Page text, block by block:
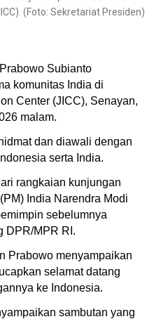
(Foto: Sekretariat Presiden)
Subianto
komunitas India di
Center (JICC), Senayan,
malam.
dan diawali dengan
serta India.
rangkaian kunjungan
India Narendra Modi
sebelumnya
DPR/MPR RI.
Prabowo menyampaikan
selamat datang
ke Indonesia.
sambutan yang